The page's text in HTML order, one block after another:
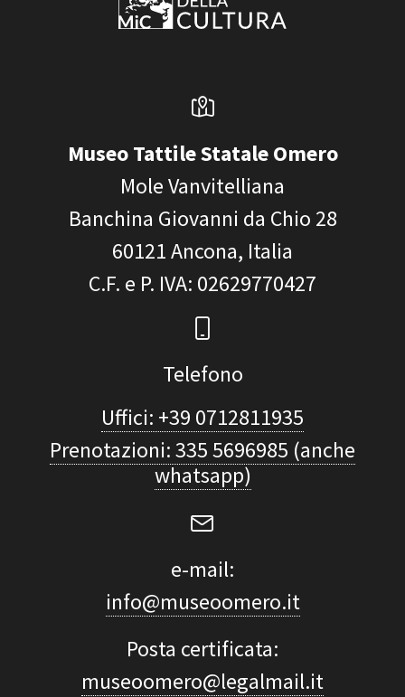
Museo Tattile Statale Omero
Mole Vanvitelliana
Banchina Giovanni da Chio 28
60121Ancona, Italia
C.F. e P. IVA: 02629770427
Telefono
Uffici: +39 0712811935
Prenotazioni: 335 5696985 (anche
whatsapp)
e-mail:
info@museoomero.it
Posta certificata:
museoomero@legalmail.it